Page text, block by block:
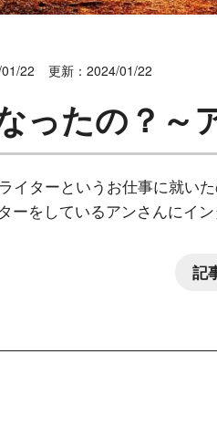
22 更新：2024/01/22
ったの？～
イターというお仕事に就いた
をしているアンさんにイン
記